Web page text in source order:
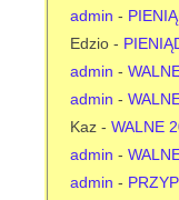
admin -
Edzio -
admin -
admin -
Kaz - WALNE
admin -
admin -